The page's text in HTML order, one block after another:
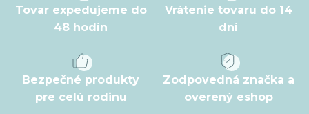
Tovar expedujeme do
48 hodín
Vrátenie tovaru do 14
dní
Bezpečné produkty
pre celú rodinu
Zodpovedná značka a
overený eshop